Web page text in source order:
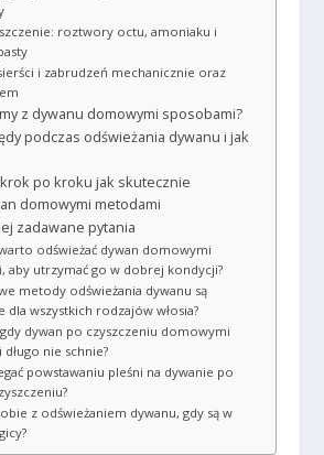
roztwory octu, amoniaku i
i zabrudzeń mechanicznie oraz
z dywanu domowymi sposobami?
podczas odświeżania dywanu i jak
krok po kroku jak skutecznie
domowymi metodami
zadawane pytania
odświeżać dywan domowymi
aby utrzymać go w dobrej kondycji?
metody odświeżania dywanu są
dla wszystkich rodzajów włosia?
dywan po czyszczeniu domowymi
nie schnie?
powstawaniu pleśni na dywanie po
z odświeżaniem dywanu, gdy są w